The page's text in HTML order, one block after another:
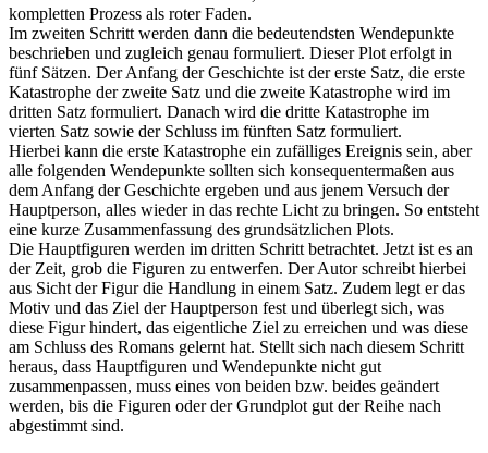
kompletten Prozess als roter Faden.
Im zweiten Schritt werden dann die bedeutendsten Wendepunkte
beschrieben und zugleich genau formuliert. Dieser Plot erfolgt in
fünf Sätzen. Der Anfang der Geschichte ist der erste Satz, die erste
Katastrophe der zweite Satz und die zweite Katastrophe wird im
dritten Satz formuliert. Danach wird die dritte Katastrophe im
vierten Satz sowie der Schluss im fünften Satz formuliert.
Hierbei kann die erste Katastrophe ein zufälliges Ereignis sein, aber
alle folgenden Wendepunkte sollten sich konsequentermaßen aus
dem Anfang der Geschichte ergeben und aus jenem Versuch der
Hauptperson, alles wieder in das rechte Licht zu bringen. So entsteht
eine kurze Zusammenfassung des grundsätzlichen Plots.
Die Hauptfiguren werden im dritten Schritt betrachtet. Jetzt ist es an
der Zeit, grob die Figuren zu entwerfen. Der Autor schreibt hierbei
aus Sicht der Figur die Handlung in einem Satz. Zudem legt er das
Motiv und das Ziel der Hauptperson fest und überlegt sich, was
diese Figur hindert, das eigentliche Ziel zu erreichen und was diese
am Schluss des Romans gelernt hat. Stellt sich nach diesem Schritt
heraus, dass Hauptfiguren und Wendepunkte nicht gut
zusammenpassen, muss eines von beiden bzw. beides geändert
werden, bis die Figuren oder der Grundplot gut der Reihe nach
abgestimmt sind.